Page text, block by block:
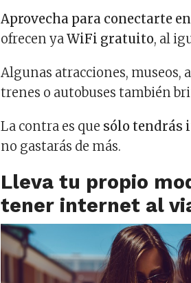
Aprovecha para conectarte
ofrecen yaWiFi gratuito, al
Algunas atracciones, museos,
trenes o autobuses también
La contra es que sólo tendrás
no gastarás de más.
Lleva tu propio
tener internet al